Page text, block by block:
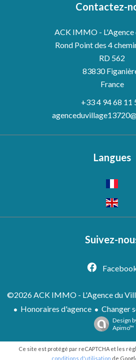
Contactez-
ACK IMMO - L'Agence
Rond Point des 4
RD 562
83830
France
+33 4 94 68 11
Langues
Suivez-
©2026 ACK IMMO - L'Agence du
Honoraires d'agence
Changer
Design
Apimo™
Ce site est protégé par reCAPTCHA et les
conditions d'utilisation de